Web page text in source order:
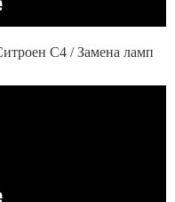
С4 / Замена ламп